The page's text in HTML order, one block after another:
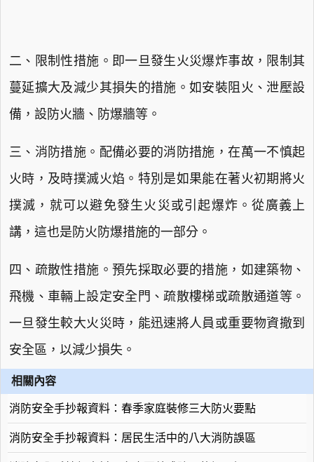
二、限制性措施。即一旦發生火災爆炸事故，限制其
蔓延擴大及減少其損失的措施。如安裝阻火、泄壓設
備，設防火牆、防爆牆等。
三、消防措施。配備必要的消防措施，在萬一不慎起
火時，及時撲滅火焰。特別是如果能在著火初期將火
撲滅，就可以避免發生火災或引起爆炸。從廣義上
講，這也是防火防爆措施的一部分。
四、疏散性措施。預先採取必要的措施，如建築物、
飛機、車輛上設定安全門、疏散樓梯或疏散通道等。
一旦發生較大火災時，能迅速將人員或重要物資撤到
安全區，以減少損失。
相關內容
消防安全手抄報資料：春季家庭裝修三大防火要點
消防安全手抄報資料：居民生活中的八大消防誤區